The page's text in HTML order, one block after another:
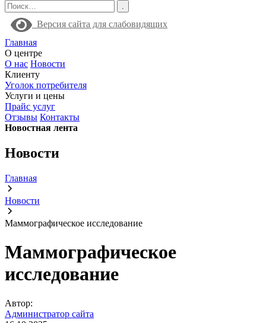
Версия сайта для слабовидящих
Главная
О центре
О нас Новости
Клиенту
Уголок потребителя
Услуги и цены
Прайс услуг
Отзывы Контакты
Новостная лента
Новости
Главная
Новости
Маммографическое исследование
Маммографическое
исследование
Автор:
Администратор сайта